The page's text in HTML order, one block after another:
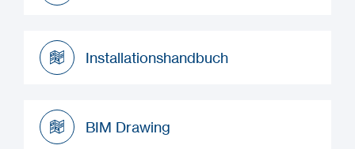
Installationshandbuch
BIM Drawing